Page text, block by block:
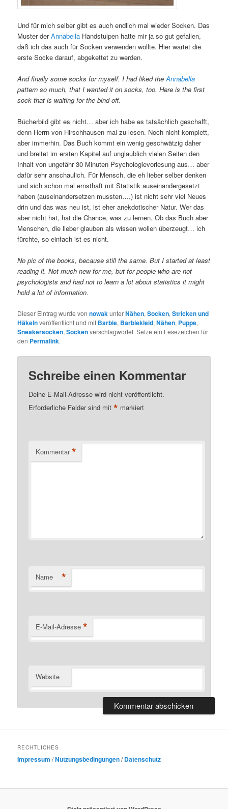
Und für mich selber gibt es auch endlich mal wieder Socken. Das
Muster derAnnabella Handstulpen hatte mir ja so gut gefallen,
daß ich das auch für Socken verwenden wollte. Hier wartet die
erste Socke darauf, abgekettet zu werden.
And finally some socks for myself. I had liked theAnnabella
pattern so much, that I wanted it on socks, too. Here is the first
sock that is waiting for the bind off.
Bücherbild gibt es nicht… aber ich habe es tatsächlich geschafft,
denn Herrn von Hirschhausen mal zu lesen. Noch nicht komplett,
aber immerhin. Das Buch kommt ein wenig geschwätzig daher
und breitet im ersten Kapitel auf unglaublich vielen Seiten den
Inhalt von ungefähr 30 Minuten Psychologievorlesung aus… aber
dafür sehr anschaulich. Für Mensch, die eh lieber selber denken
und sich schon mal ernsthaft mit Statistik auseinandergesetzt
haben (auseinandersetzen mussten….) ist nicht sehr viel Neues
drin und das was neu ist, ist eher anekdotischer Natur. Wer das
aber nicht hat, hat die Chance, was zu lernen. Ob das Buch aber
Menschen, die lieber glauben als wissen wollen überzeugt… ich
fürchte, so einfach ist es nicht.
No pic of the books, because still the same. But I started at least
reading it. Not much new for me, but for people who are not
psychologists and had not to learn a lot about statistics it might
hold a lot of information.
Dieser Eintrag wurde vonnowak unterNähen,Socken,Stricken und
Häkelnveröffentlicht und mit Barbie, Barbiekleid,Nähen, Puppe,
Sneakersocken,Sockenverschlagwortet. Setze ein Lesezeichen für
den Permalink.
Schreibe einen Kommentar
Deine E-Mail-Adresse wird nicht veröffentlicht.
Erforderliche Felder sind mit* markiert
Kommentar *
Name *
E-Mail-Adresse *
Website
RECHTLICHES
Impressum /Nutzungsbedingungen/Datenschutz